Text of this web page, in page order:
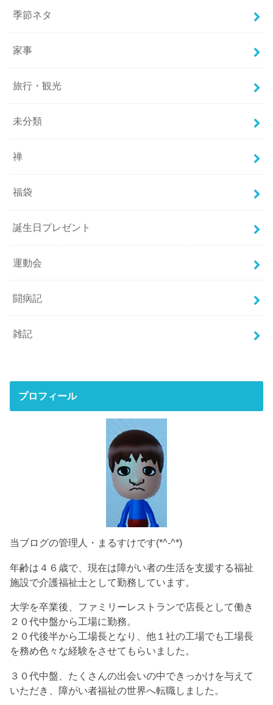
季節ネタ
家事
旅行・観光
未分類
禅
福袋
誕生日プレゼント
運動会
闘病記
雑記
プロフィール
当ブログの管理人・まるすけです(*^-^*)
年齢は４６歳で、現在は障がい者の生活を支援する福祉
施設で介護福祉士として勤務しています。
大学を卒業後、ファミリーレストランで店長として働き
２０代中盤から工場に勤務。
２０代後半から工場長となり、他１社の工場でも工場長
を務め色々な経験をさせてもらいました。
３０代中盤、たくさんの出会いの中できっかけを与えて
いただき、障がい者福祉の世界へ転職しました。